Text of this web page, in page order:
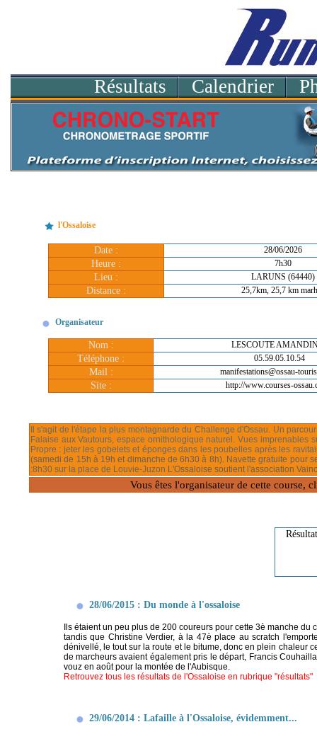
Résultats Calendrier
l'Ossaloise
Date : 28/06/2026
Heure : 7h30
Lieu : LARUNS (64440)
Distance : 25,7km, 25,7 km
Organisateur
Nom : LESCOUTE
Téléphone : 05.59.05.10.54
Mail : manifestations@ossau-
Site : http://www.courses-
Il s'agit de l'étape la plus montagnarde du Challenge d'Ossau. Un
Falaise aux Vautours, espace ornithologique naturel. Vues
Propre : jeter les gobelets et éponges dans les poubelles après les
(samedi de 15h à 19h et dimanche de 6h30 à 8h). Navette gratuite pour
:8h30 sur la place de Louvie-Juzon L'Ossaloise soutient l'association
Vous êtes l'organisateur de cette course,
28/06/2015 : Du monde à l'ossaloise
Ils étaient un peu plus de 200 coureurs pour cette 3è manche
tandis que Christine Verdier, à la 47è place au scratch
dénivellé, le tout sur la route et le bitume, donc en plein chaleur
de marcheurs avaient également pris le départ, Francis
vouz en août pour la montée de l'Aubisque.
Retrouvez tous les résultats de l'Ossaloise en rubrique "résultats"
29/06/2014 : Lafaille à l'Ossaloise, évidemment...